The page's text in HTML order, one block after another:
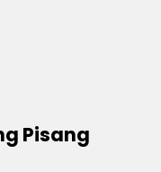
Pisang